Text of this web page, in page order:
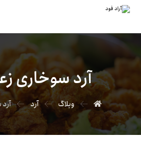
آرد سوخاری
وبلاگ آرد